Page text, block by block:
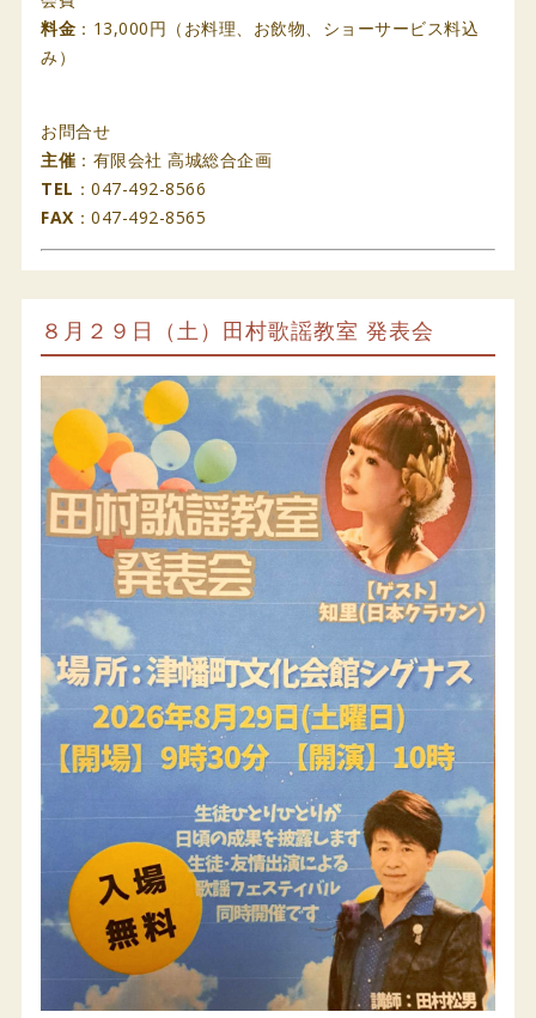
料金 ：13,000円（お料理、お飲物、ショーサービス料込
み）
お問合せ
主催 ：有限会社 高城総合企画
TEL ：047-492-8566
FAX ：047-492-8565
８月２９日（土）田村歌謡教室 発表会